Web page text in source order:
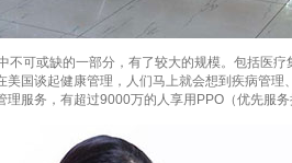
可或缺的一部分，有了较大的规模。包括医
国谈起健康管理，人们马上就会想到疾病管
服务，有超过9000万的人享用PPO（优先服务